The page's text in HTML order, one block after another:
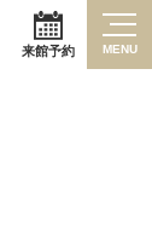
来館予約 MENU